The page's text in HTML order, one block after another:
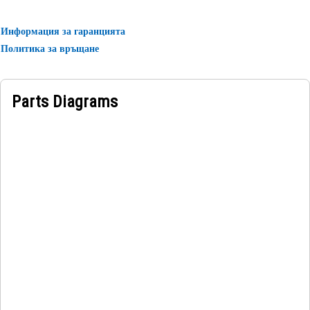
Информация за гаранцията
Политика за връщане
Parts Diagrams